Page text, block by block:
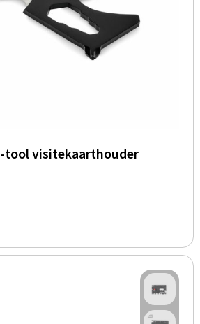
tool visitekaarthouder